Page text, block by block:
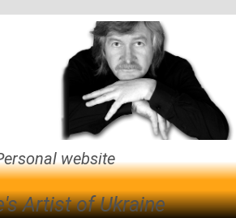
website
Artist of Ukraine